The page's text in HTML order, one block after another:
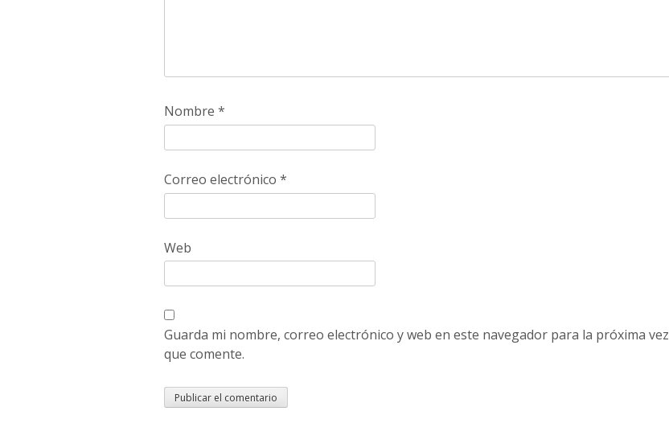
Nombre *
Correo electrónico *
Web
Guarda mi nombre, correo electrónico y web en este navegador para la próxima vez
que comente.